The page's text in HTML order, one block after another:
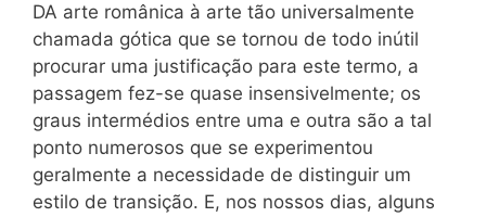
DA arte românica à arte tão universalmente
chamada gótica que se tornou de todo inútil
procurar uma justificação para este termo, a
passagem fez-se quase insensivelmente; os
graus intermédios entre uma e outra são a tal
ponto numerosos que se experimentou
geralmente a necessidade de distinguir um
estilo de transição. E, nos nossos dias, alguns